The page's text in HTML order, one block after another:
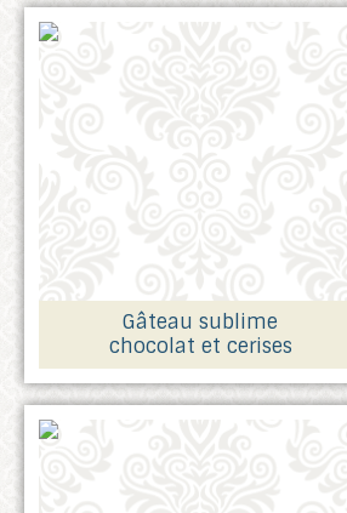
Gâteau sublime
chocolat et cerises